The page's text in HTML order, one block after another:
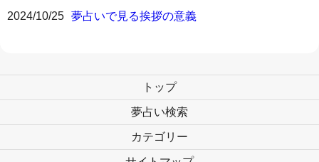
2024/10/25 夢占いで見る挨拶の意義
トップ
夢占い検索
カテゴリー